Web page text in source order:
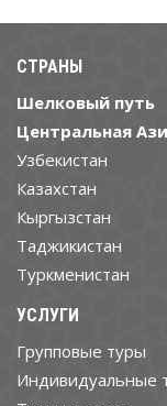
СТРАНЫ
Шелковый путь
Центральная
Узбекистан
Казахстан
Кыргызстан
Таджикистан
Туркменистан
УСЛУГИ
Групповые туры
Индивидуальные